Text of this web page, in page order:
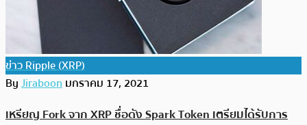
ข่าว Ripple (XRP)
ByJiraboonมกราคม 17, 2021
เหรียญ Fork จาก XRP ชื่อดัง Spark Token เตรียมได้รับการ